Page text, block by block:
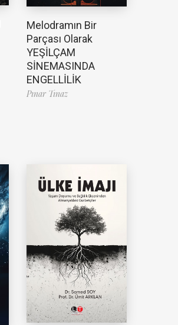
Melodramın Bir
Parçası Olarak
YEŞİLÇAM
SİNEMASINDA
ENGELLİLİK
Pınar Tınaz